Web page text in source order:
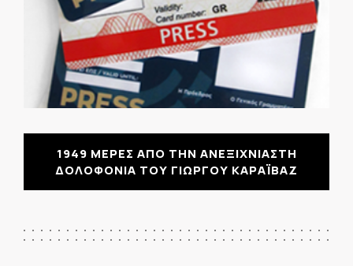
1949 ΜΕΡΕΣ ΑΠΟ ΤΗΝ ΑΝΕΞΙΧΝΙΑΣΤΗ
ΔΟΛΟΦΟΝΙΑ ΤΟΥ ΓΙΩΡΓΟΥ ΚΑΡΑΪΒΑΖ